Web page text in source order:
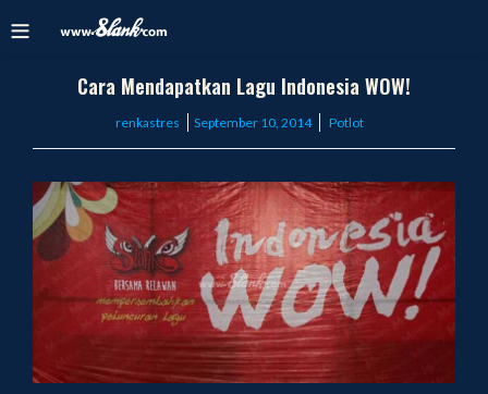
Cara Mendapatkan Lagu Indonesia WOW!
renkastres
Posted
September 10, 2014 Potlot